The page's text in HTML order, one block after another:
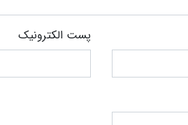
پست الکترونیک